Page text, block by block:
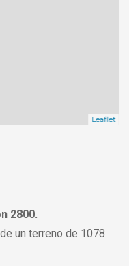
Leaflet
2800.
un terreno de 1078